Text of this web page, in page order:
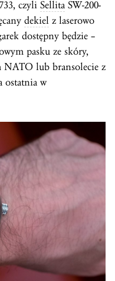
czyli Sellita SW-200-
dekiel z laserowo
dostępny będzie –
pasku ze skóry,
NATO lub bransolecie z
ostatnia w